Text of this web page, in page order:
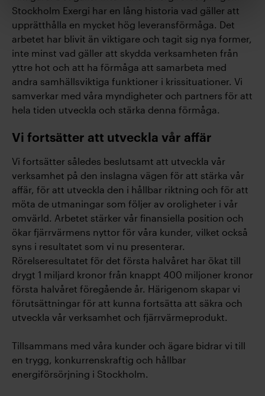
Stockholm Exergi har en lång historia vad gäller att
upprätthålla en mycket hög leveransförmåga. Det
arbetet har blivit än viktigare och tagit sig nya former,
inte minst vad gäller att skydda verksamheten från
yttre hot och att ha förmåga att samarbeta med
andra samhällsviktiga funktioner i krissituationer. Vi
samverkar med våra myndigheter och partners för att
hela tiden utveckla och stärka denna förmåga.
Vi fortsätter att utveckla vår affär
Vi fortsätter således beslutsamt att utveckla vår
verksamhet på den inslagna vägen för att stärka vår
affär, för att utveckla den i hållbar riktning och för att
möta de utmaningar som följer av oroligheter i vår
omvärld. Arbetet stärker vår finansiella position och
ökar fjärrvärmens nyttor för våra kunder, vilket också
syns i resultatet som vi nu presenterar.
Rörelseresultatet för det första halvåret har ökat till
drygt 1 miljard kronor från knappt 400 miljoner kronor
första halvåret föregående år. Härigenom skapar vi
förutsättningar för att kunna fortsätta att säkra och
utveckla vår verksamhet och fjärrvärmeprodukt.
Tillsammans med våra kunder och ägare bidrar vi till
en trygg, konkurrenskraftig och hållbar
energiförsörjning i Stockholm.